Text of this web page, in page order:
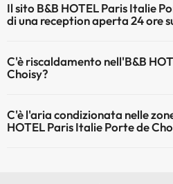
Il sito B&B HOTEL Paris Italie
di una reception aperta 24 ore
24 ore su 24
C'è riscaldamento nell'B&B
Choisy?
nelle aree comuni
C'è l'aria condizionata nelle
HOTEL Paris Italie Porte de